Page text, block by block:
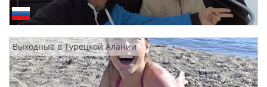
Выходные в Турецкой Алании